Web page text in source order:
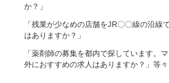
か？」
「残業が少なめの店舗をJR〇〇線の沿線
はありますか？」
「薬剤師の募集を都内で探しています。
外におすすめの求人はありますか？」等々